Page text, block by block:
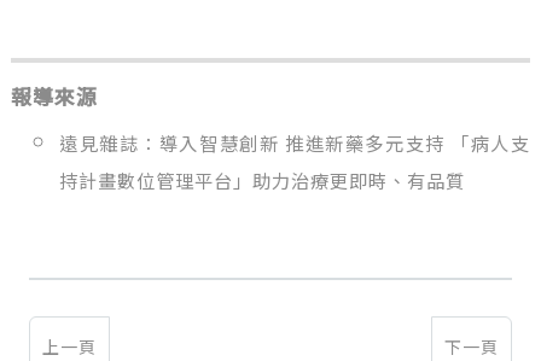
報導來源
遠見雜誌：導入智慧創新 推進新藥多元支持 「病人支
持計畫數位管理平台」助力治療更即時、有品質
上一頁 下一頁